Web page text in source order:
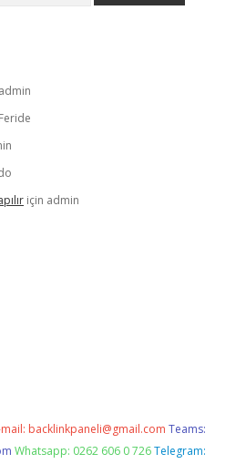
admin
Feride
için admin
mail: backlinkpaneli@gmail.com Teams:
Whatsapp: 0262 606 0 726 Telegram: